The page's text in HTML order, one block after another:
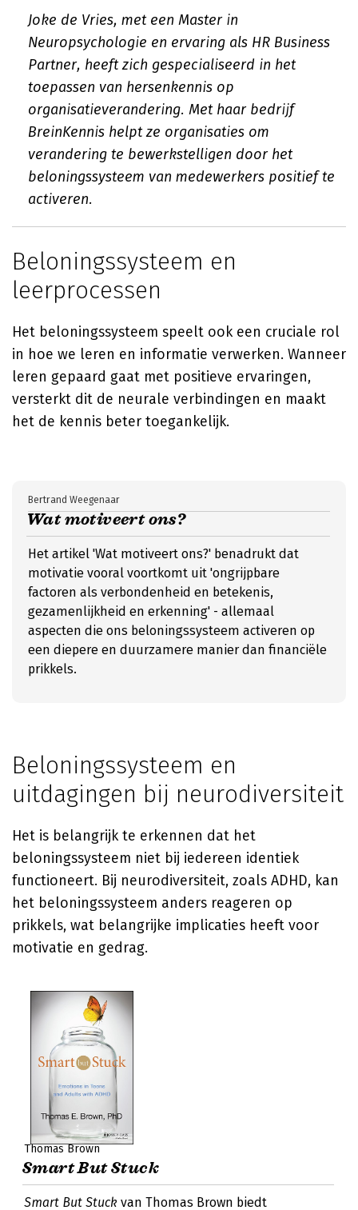
Joke de Vries, met een Master in
Neuropsychologie en ervaring als HR Business
Partner, heeft zich gespecialiseerd in het
toepassen van hersenkennis op
organisatieverandering. Met haar bedrijf
BreinKennis helpt ze organisaties om
verandering te bewerkstelligen door het
beloningssysteem van medewerkers positief te
activeren.
Beloningssysteem en
leerprocessen
Het beloningssysteem speelt ook een cruciale rol
in hoe we leren en informatie verwerken. Wanneer
leren gepaard gaat met positieve ervaringen,
versterkt dit de neurale verbindingen en maakt
het de kennis beter toegankelijk.
Wat motiveert ons?
Bertrand Weegenaar
Het artikel 'Wat motiveert ons?' benadrukt dat
motivatie vooral voortkomt uit 'ongrijpbare
factoren als verbondenheid en betekenis,
gezamenlijkheid en erkenning' - allemaal
aspecten die ons beloningssysteem activeren op
een diepere en duurzamere manier dan financiële
prikkels.
Beloningssysteem en
uitdagingen bij neurodiversiteit
Het is belangrijk te erkennen dat het
beloningssysteem niet bij iedereen identiek
functioneert. Bij neurodiversiteit, zoals ADHD, kan
het beloningssysteem anders reageren op
prikkels, wat belangrijke implicaties heeft voor
motivatie en gedrag.
Thomas Brown
Smart But Stuck
Smart But Stuck van Thomas Brown biedt